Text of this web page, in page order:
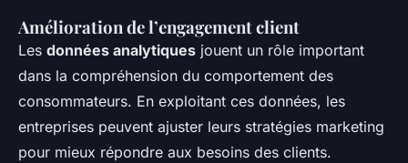
Amélioration de l’engagement client
Les données analytiques jouent un rôle important
dans la compréhension du comportement des
consommateurs. En exploitant ces données, les
entreprises peuvent ajuster leurs stratégies marketing
pour mieux répondre aux besoins des clients.